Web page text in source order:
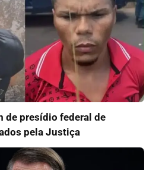
de presídio federal de
pela Justiça